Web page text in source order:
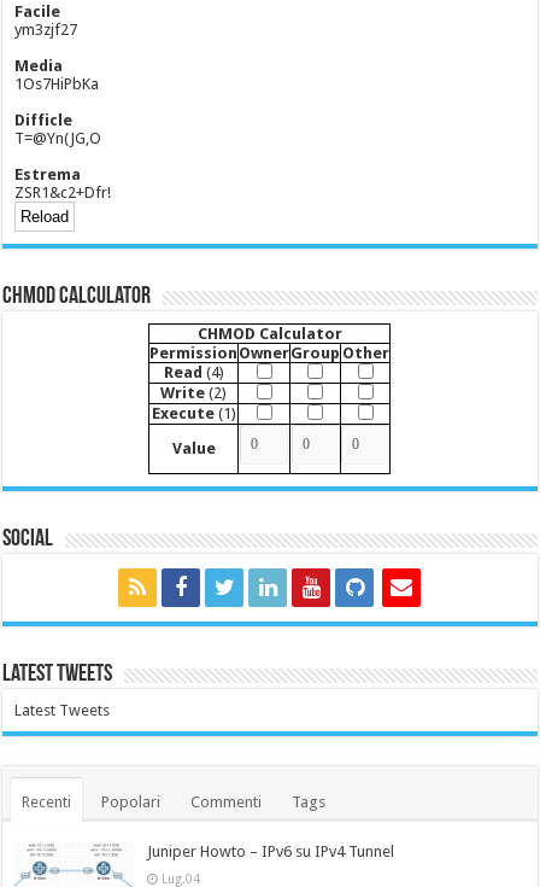
Facile
ym3zjf27
Media
1Os7HiPbKa
Difficle
T=@Yn(JG,O
Estrema
ZSR1&c2+Dfr!
CHMOD Calculator
CHMOD Calculator
Permission OwnerGroup Other
Read (4)
Write (2)
Execute(1)
Value
Social
Latest Tweets
Latest Tweets
Recenti Popolari Commenti Tags
Juniper Howto – IPv6 su IPv4 Tunnel
Lug.04